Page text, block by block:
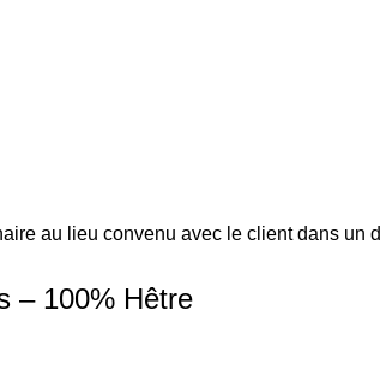
au lieu convenu avec le client dans
– 100% Hêtre